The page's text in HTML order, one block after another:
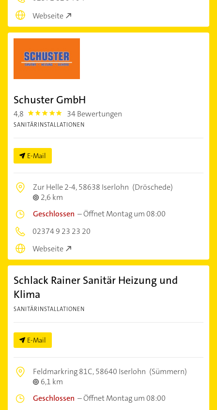
Webseite
Schuster GmbH
4,8 4.8 34 Bewertungen
SANITÄRINSTALLATIONEN
E-Mail
Zur Helle 2-4,58638 Iserlohn (Dröschede)
2,6 km
Geschlossen –Öffnet Montag um 08:00
02374 9 23 23 20
Webseite
Schlack Rainer Sanitär Heizung und
Klima
SANITÄRINSTALLATIONEN
E-Mail
Feldmarkring 81C,58640 Iserlohn (Sümmern)
6,1 km
Geschlossen –Öffnet Montag um 08:00